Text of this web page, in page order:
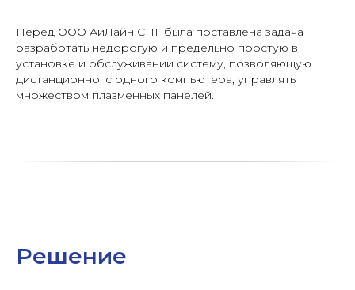
Перед ООО АиЛайн СНГ была поставлена задача
разработать недорогую и предельно простую в
установке и обслуживании систему, позволяющую
дистанционно, с одного компьютера, управлять
множеством плазменных панелей.
Решение